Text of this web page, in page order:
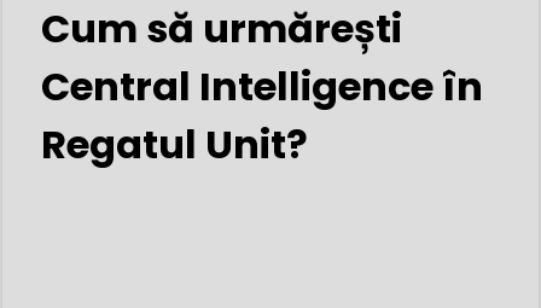
Cum să urmărești
Central Intelligence în
Regatul Unit?